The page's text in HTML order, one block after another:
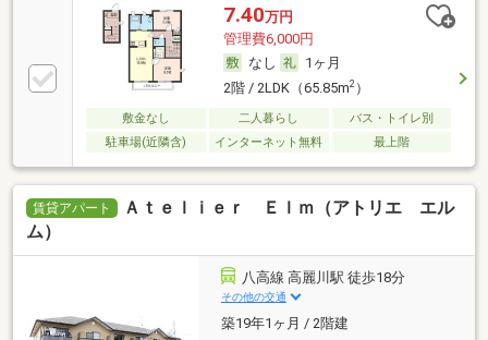
7.40万円
管理費6,000円
なし
1ヶ月
2階 / 2LDK（65.85m2）
敷金なし 二人暮らし
バス・トイレ別
駐車場(近隣含)
インターネット無料 最上階
賃貸アパート
Ａｔｅｌｉｅｒ Ｅｌｍ（アトリエ エル
ム）
八高線 高麗川駅 徒歩18分
その他の交通
築19年1ヶ月 / 2階建